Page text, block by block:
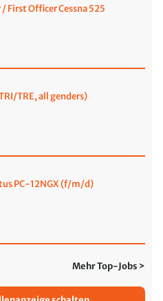
First Officer Cessna 525
TRE, all genders)
PC-12NGX (f/m/d)
Mehr Top-Jobs >